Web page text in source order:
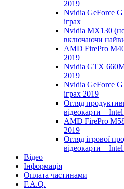
2019
Nvidia GeForce
іграх
Nvidia MX130
включаючи
AMD FirePro
2019
Nvidia GTX 660M
2019
Nvidia GeForce
іграх 2019
Огляд
відеокарти –
AMD FirePro
2019
Огляд ігрової
відеокарти –
Відео
Інформація
Оплата частинами
F.A.Q.